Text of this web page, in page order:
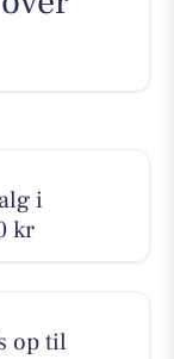
i
kr
op til